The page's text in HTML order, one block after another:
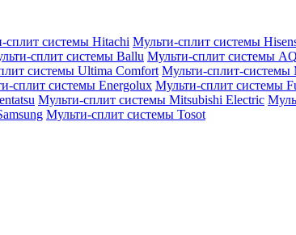
сплит системы Hitachi Мульти-сплит системы
сплит системы Ballu Мульти-сплит системы
системы Ultima Comfort Мульти-сплит-системы
сплит системы Energolux Мульти-сплит системы
Мульти-сплит системы Mitsubishi Electric
Мульти-сплит системы Tosot